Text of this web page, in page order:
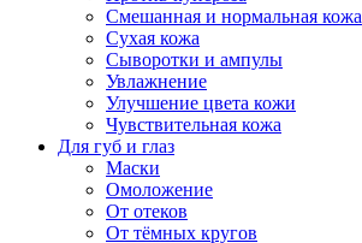
Смешанная и нормальная кожа
Сухая кожа
Сыворотки и ампулы
Увлажнение
Улучшение цвета кожи
Чувствительная кожа
Для губ и глаз
Маски
Омоложение
От отеков
От тёмных кругов